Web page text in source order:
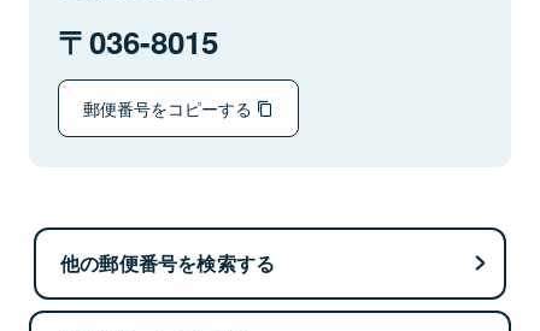
036-8015
郵便番号をコピーする
他の郵便番号を検索する